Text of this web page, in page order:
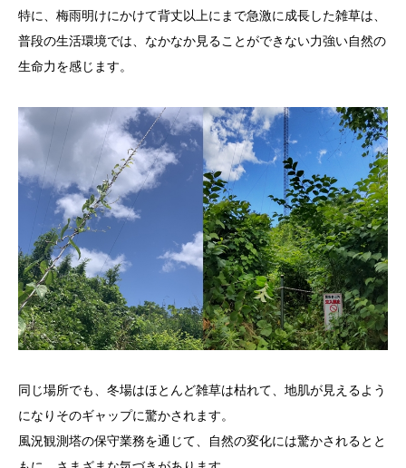
特に、梅雨明けにかけて背丈以上にまで急激に成長した雑草は、
普段の生活環境では、なかなか見ることができない力強い自然の
生命力を感じます。
同じ場所でも、冬場はほとんど雑草は枯れて、地肌が見えるよう
になりそのギャップに驚かされます。
風況観測塔の保守業務を通じて、自然の変化には驚かされるとと